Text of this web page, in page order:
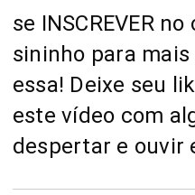
se INSCREVER
sininho para
essa! Deixe seu
este vídeo com
despertar e ouvir